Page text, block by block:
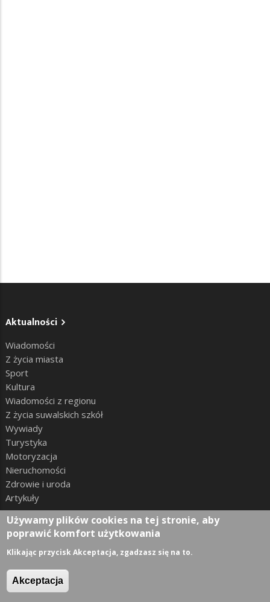
Aktualności
Wiadomości
Z życia miasta
Sport
Kultura
Wiadomości z regionu
Z życia suwalskich szkół
Wywiady
Turystyka
Motoryzacja
Nieruchomości
Zdrowie i uroda
Artykuły
Nasze serwisy
Ogłoszenia
Konkursy
Katalog firm
Informator medyczny
Używamy plików cookies na tej stronie, aby
poprawić komfort użytkowania
Klikając przycisk Akceptacja, zgadzasz się na to.
Akceptacja